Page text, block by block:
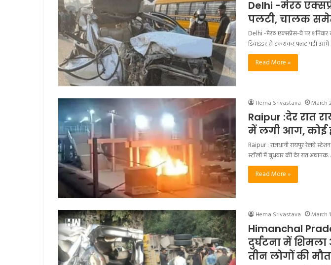
Delhi -मेरठ
पलटी, चालक
Delhi -मेरठ एक्सप्रेस-वे पर
डिवाइडर से टकराकर पलट गई। उसमें
Read More »
Hema Srivastava March
Raipur :देर रात
में लगी आग, कोई
Raipur : राजधानी रायपुर रेलवे
स्टॉलों में बुधवार की देर रात
Read More »
Hema Srivastava March
Himanchal
दुर्घटना में
तीन लोगों की मौत